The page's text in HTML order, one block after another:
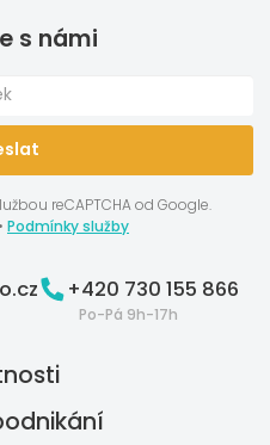
s námi
reCAPTCHA od Google.
• Podmínky služby
+420 730 155 866
Po-Pá 9h-17h